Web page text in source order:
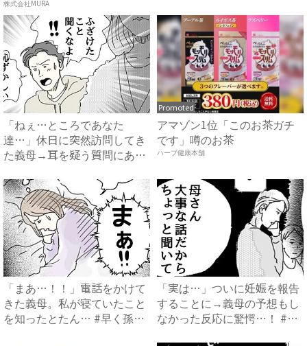
方...
株式会社MURA
「ねぇ…ところであなた
達…」休日に突然訪問してき
た義母→耳を疑う質問にあ
Promoted
アマゾン1位「このお茶ガチ
です」噂のお茶
ハーブ健康本舗
「まあ…！！」電話をかけて
きた義母。私が寝ていたこと
を知ったとたん… #早く孫
「実は…」ついに妊娠を報告
することに→義母の予想もし
なかった反応に驚愕…！ #